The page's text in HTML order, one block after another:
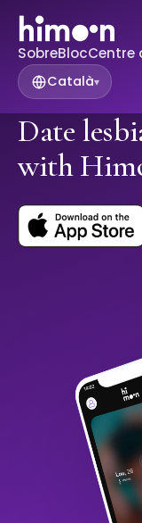
SobreBlocCentre
Català▾
Date
with